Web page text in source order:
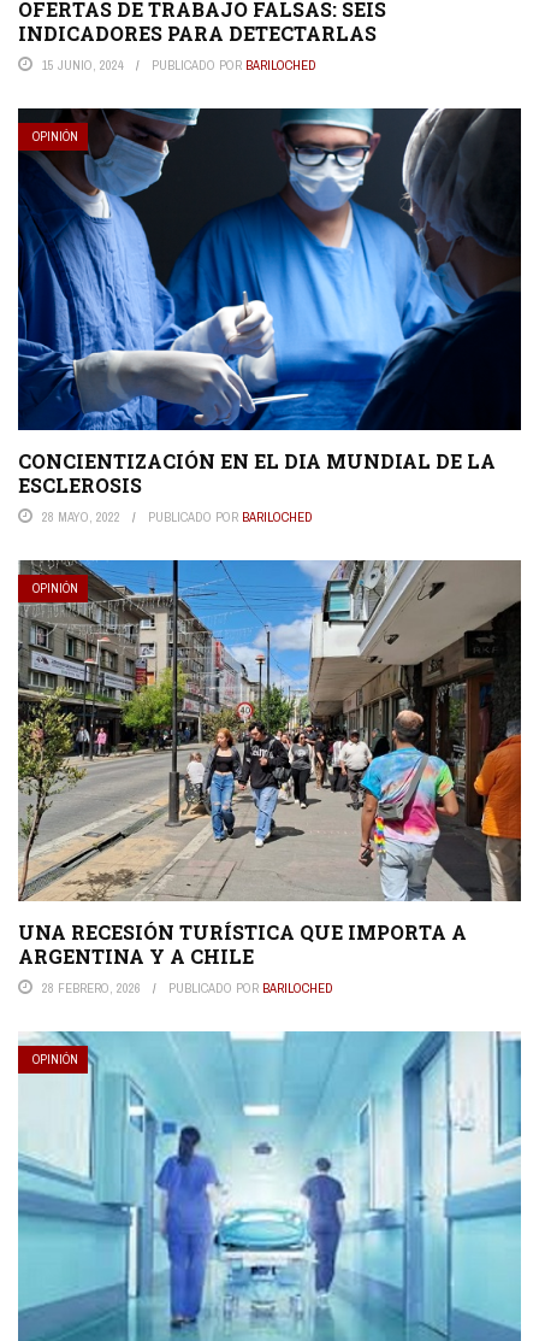
OFERTAS DE TRABAJO FALSAS: SEIS
INDICADORES PARA DETECTARLAS
15 JUNIO, 2024 PUBLICADO POR BARILOCHED
OPINIÓN
CONCIENTIZACIÓN EN EL DIA MUNDIAL DE LA
ESCLEROSIS
28 MAYO, 2022 PUBLICADO POR BARILOCHED
OPINIÓN
UNA RECESIÓN TURÍSTICA QUE IMPORTA A
ARGENTINA Y A CHILE
28 FEBRERO, 2026 PUBLICADO POR BARILOCHED
OPINIÓN